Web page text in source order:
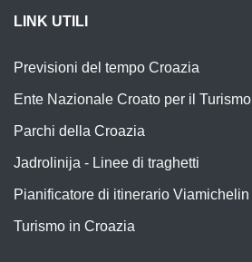
LINK UTILI
Previsioni del tempo Croazia
Ente Nazionale Croato per il Turismo
Parchi della Croazia
Jadrolinija - Linee di traghetti
Pianificatore di itinerario Viamichelin
Turismo in Croazia